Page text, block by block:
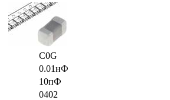
C0G
0.01нФ
10пФ
0402